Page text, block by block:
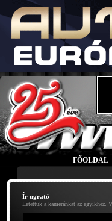
FŐOLDAL
Ír ugrató
Letettük a kameránkat az egyikhez.